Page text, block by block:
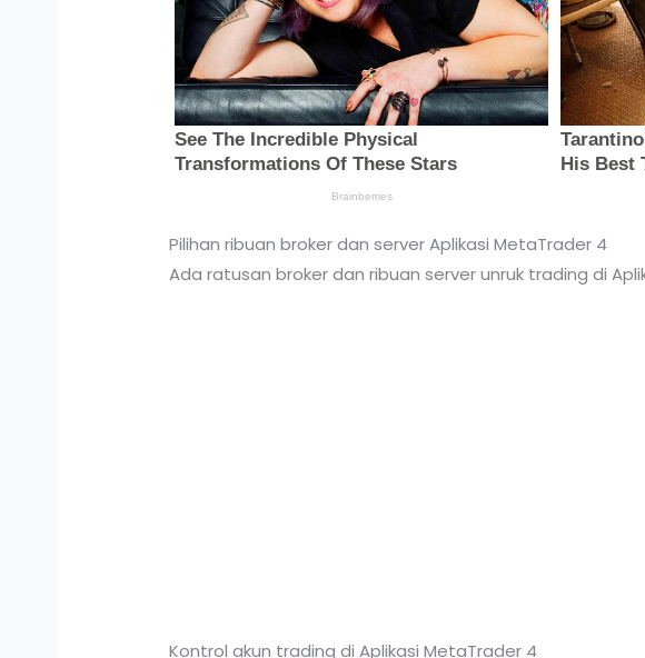
Pilihan ribuan broker dan server Aplikasi MetaTrader 4
Ada ratusan broker dan ribuan server unruk trading di
Kontrol akun trading di Aplikasi MetaTrader 4